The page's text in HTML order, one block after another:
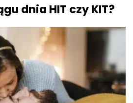
dnia HIT czy KIT?